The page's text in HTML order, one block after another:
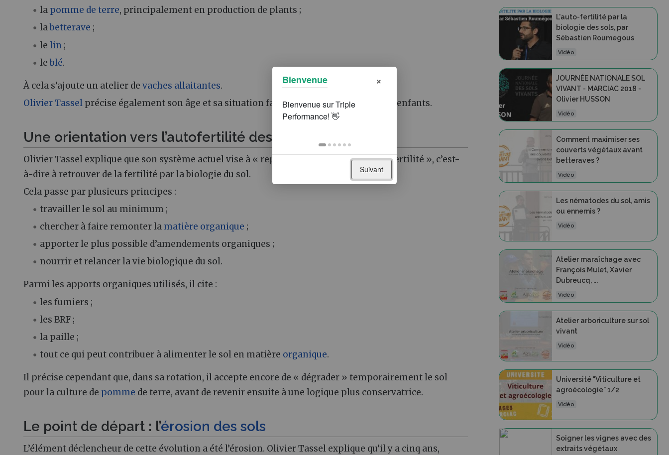
la pomme de terre, principalement en production de plants ;
labetterave ;
lelin ;
leblé.
À cela s’ajoute un atelier de vaches allaitantes.
Olivier Tassel précise également son âge et sa situation familiale : il a 48 ans et quatre enfants.
Une orientation vers l’autofertilité des sols
Olivier Tassel explique que son système actuel vise à « repenser le système par l’autofertilité », c’est-
à-dire à retrouver de la fertilité par la biologie du sol.
Cela passe par plusieurs principes :
travailler le sol au minimum ;
chercher à faire remonter la matière organique ;
apporter le plus possible d’amendements organiques ;
nourrir et relancer la vie biologique du sol.
Parmi les apports organiques utilisés, il cite :
les fumiers ;
les BRF ;
la paille ;
tout ce qui peut contribuer à alimenter le sol en matière organique.
Il précise cependant que, dans sa rotation, il accepte encore de « dégrader » temporairement le sol
pour la culture de pomme de terre, avant de revenir ensuite à une logique plus conservatrice.
Le point de départ : l’érosion des sols
L’élément déclencheur de cette évolution a été l’érosion. Olivier Tassel explique qu’il y a cinq ans,
L'auto-fertilité par la
biologie des sols, par
Sébastien Roumegous
Vidéo
JOURNÉE NATIONALE SOL
VIVANT - MARCIAC 2018 -
Olivier HUSSON
Vidéo
Comment maximiser ses
couverts végétaux avant
betteraves ?
Vidéo
Les nématodes du sol, amis
ou ennemis ?
Vidéo
Atelier maraîchage avec
François Mulet, Xavier
Dubreucq, ...
Vidéo
Atelier arboriculture sur sol
vivant
Vidéo
Université "Viticulture et
agroécologie" 1/2
Vidéo
Soigner les vignes avec des
extraits végétaux
Bienvenue ×
Suivant